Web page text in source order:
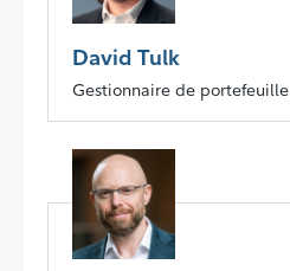
David Tulk
Gestionnaire de portefeuille